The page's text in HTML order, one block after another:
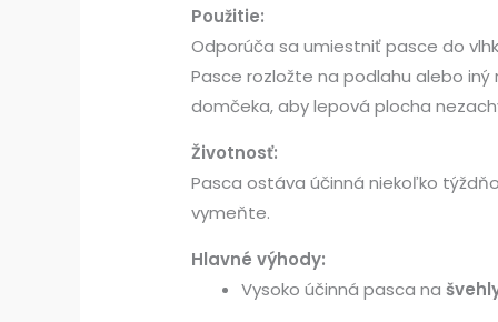
Použitie:
Odporúča sa umiestniť pasce do
Pasce rozložte na podlahu alebo
domčeka, aby lepová plocha
Životnosť:
Pasca ostáva účinná niekoľko
vymeňte.
Hlavné výhody:
Vysoko účinná pasca na